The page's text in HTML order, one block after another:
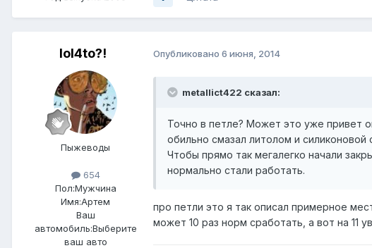
lol4to?!
Пыжеводы
654
Пол:Мужчина
Имя:Артем
Ваш
автомобиль:Выберите
ваш авто
Опубликовано 6 июня, 2014
metallict422 сказал:
Точно в петле? Может это уже привет
обильно смазал литолом и
Чтобы прямо так мегалегко начали
нормально стали работать.
про петли это я так описал примерное
может 10 раз норм сработать, а вот на 11